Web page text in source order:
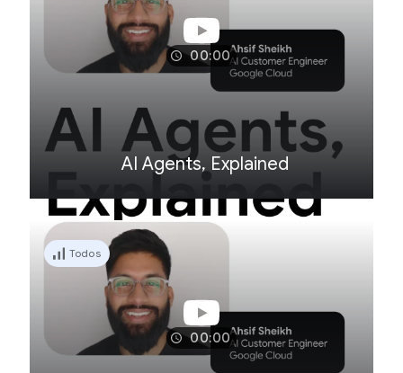
00:00
AI Agents, Explained
Todos
00:00